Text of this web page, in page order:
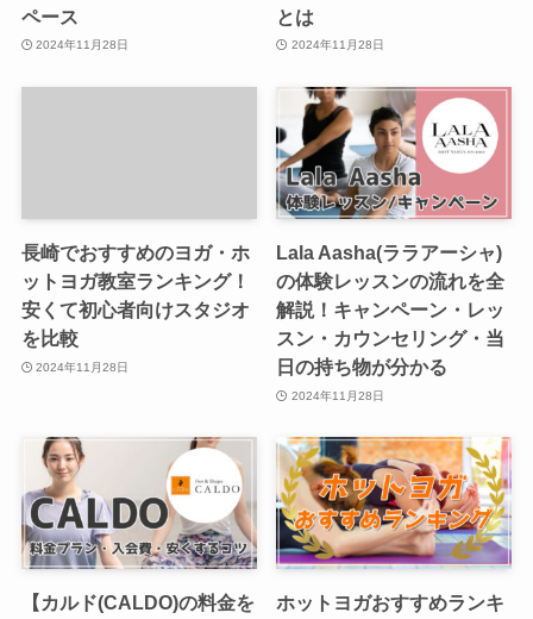
ペース
2024年11月28日
とは
2024年11月28日
長崎でおすすめのヨガ・ホ
ットヨガ教室ランキング！
安くて初心者向けスタジオ
を比較
2024年11月28日
Lala Aasha(ララアーシャ)
の体験レッスンの流れを全
解説！キャンペーン・レッ
スン・カウンセリング・当
日の持ち物が分かる
2024年11月28日
【カルド(CALDO)の料金を
ホットヨガおすすめランキ